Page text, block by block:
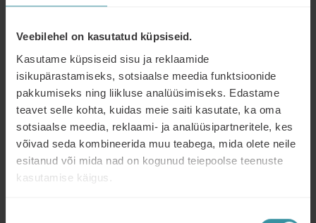
Veebilehel on kasutatud küpsiseid.
Kasutame küpsiseid sisu ja reklaamide
isikupärastamiseks, sotsiaalse meedia funktsioonide
pakkumiseks ning liikluse analüüsimiseks. Edastame
teavet selle kohta, kuidas meie saiti kasutate, ka oma
sotsiaalse meedia, reklaami- ja analüüsipartneritele, kes
võivad seda kombineerida muu teabega, mida olete neile
esitanud või mida nad on kogunud teiepoolse teenuste
kasutamise käigus.
10. Aprill 2025 toimus webinar Henrik
Larsson Bromaniga, keda juhatas sisse Philip
Nyblaeus, Mercuri Internationali president ja
tegevjuht.